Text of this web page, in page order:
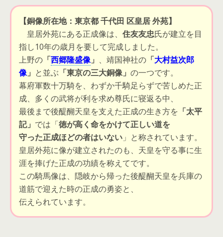
【銅像所在地：東京都 千代田 区皇居 外苑】
皇居外苑にある正成像は、 住友友忠氏が建立を目
指し10年の歳月を要して完成しました。
上野の 「西郷隆盛像」 、靖国神社の 「大村益次郎
像」 と並ぶ 「東京の三大銅像」 の一つです。
幕府軍数十万騎を、わずか千騎足らずで苦しめた正
成、多くの武将が利を求め尊氏に寝返る中、
最後まで後醍醐天皇を支えた正成の生き方を 「太平
記」 では 「徳が高く命をかけて正しい道を
守った正成ほどの者はいない 」 と称されています。
皇居外苑に像が建立されたのも、天皇を守る事に生
涯を捧げた正成の功績を称えてです。
この騎馬像は、隠岐から帰った後醍醐天皇を兵庫の
道筋で迎えた時の正成の勇姿と、
伝えられています。